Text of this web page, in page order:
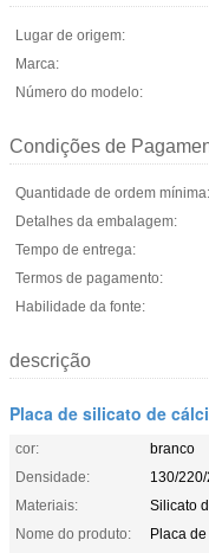
Lugar de origem:
Marca:
Número do modelo:
Condições de
Quantidade de ordem mínima:
Detalhes da embalagem:
Tempo de entrega:
Termos de pagamento:
Habilidade da fonte:
descrição
Placa de silicato de
cor:
branco
Densidade:
130/
Materiais:
Silicato
Nome do produto:
Placa